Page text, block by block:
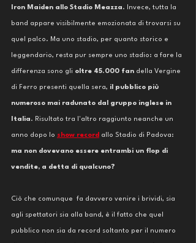
Iron Maiden allo Stadio Meazza. Invece, tutta la
band appare visibilmente emozionata di trovarsi su
quel palco. Ma uno stadio, per quanto storico e
leggendario, resta pur sempre uno stadio: a fare la
differenza sono gli oltre 45.000 fan della Vergine
di Ferro presenti quella sera, il pubblico più
numeroso mai radunato dal gruppo inglese in
Italia. Risultato tra l'altro raggiunto neanche un
anno dopo lo show record allo Stadio di Padova:
ma non dovevano essere entrambi un flop di
vendite, a detta di qualcuno?
Ciò che comunque  fa davvero venire i brividi, sia
agli spettatori sia alla band, è il fatto che quel
pubblico non sia da record soltanto per il numero